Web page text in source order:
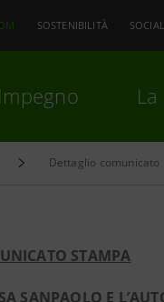
SOSTENIBILITÀ
Impegno
Dettaglio comunicato
STAMPA
SANPAOLO E